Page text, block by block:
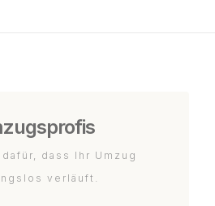
dass Ihr Umzug
verläuft.